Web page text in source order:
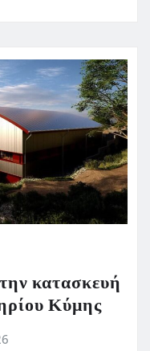
κατασκευή
Κύμης